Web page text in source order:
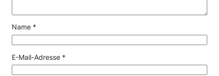
Name *
E-Mail-Adresse *